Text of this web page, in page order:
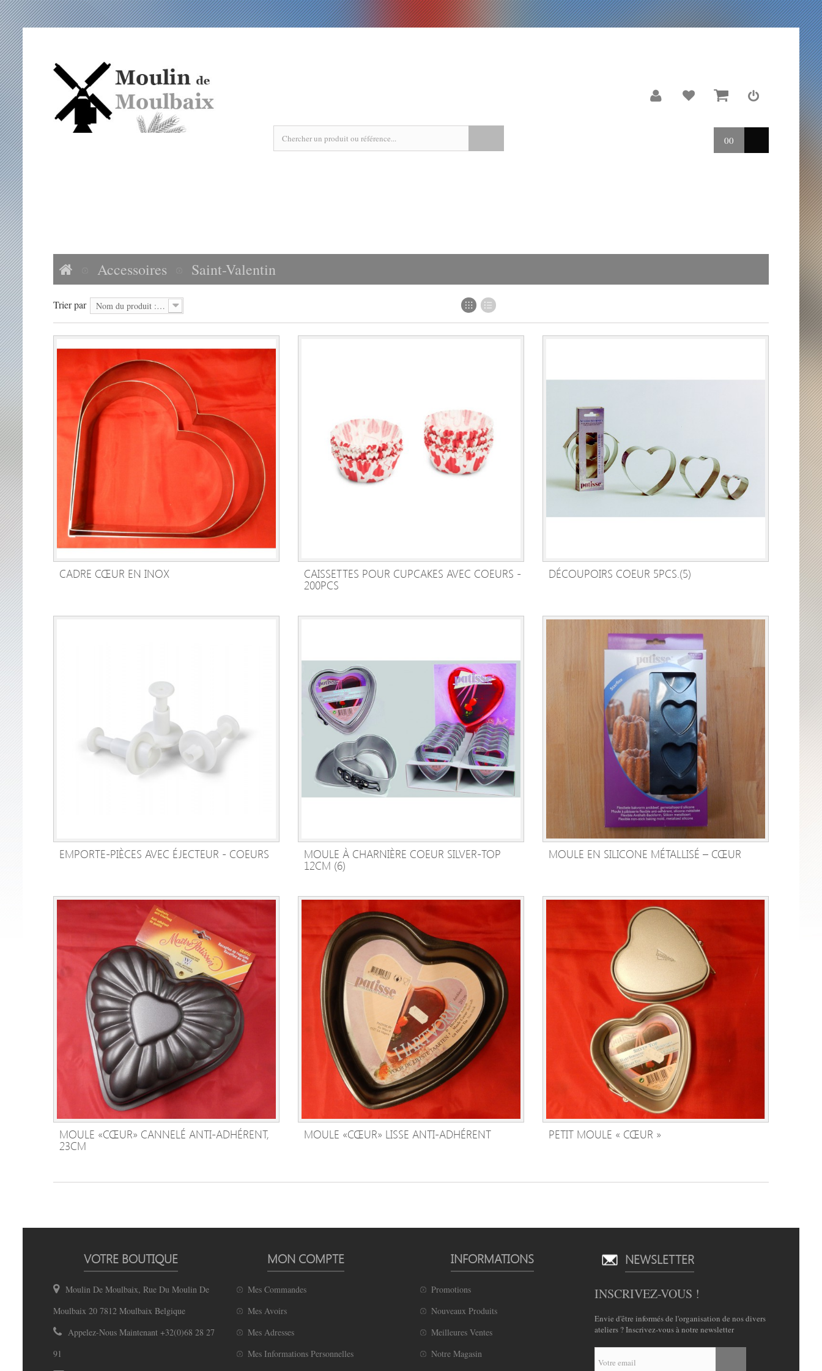
00
Accessoires Saint-Valentin
Trier par Nom du produit : A à Z
AJOUTER AU PANIER
CADRE CŒUR EN INOX AJOUTER AU PANIER
CAISSETTES POUR CUPCAKES AVEC COEURS -
200PCS
AJOUTER AU PANIER
DÉCOUPOIRS COEUR 5PCS.(5)
AJOUTER AU PANIER
EMPORTE-PIÈCES AVEC ÉJECTEUR - COEURS AJOUTER AU PANIER
MOULE À CHARNIÈRE COEUR SILVER-TOP
12CM (6)
AJOUTER AU PANIER
MOULE EN SILICONE MÉTALLISÉ – CŒUR
AJOUTER AU PANIER
MOULE «CŒUR» CANNELÉ ANTI-ADHÉRENT,
23CM
AJOUTER AU PANIER
MOULE «CŒUR» LISSE ANTI-ADHÉRENT AJOUTER AU PANIER
PETIT MOULE « CŒUR »
VOTRE BOUTIQUE
Moulin De Moulbaix, Rue Du Moulin De
Moulbaix 20 7812 Moulbaix Belgique
Appelez-Nous Maintenant +32(0)68 28 27
91
MON COMPTE
Mes Commandes
Mes Avoirs
Mes Adresses
Mes Informations Personnelles
INFORMATIONS
Promotions
Nouveaux Produits
Meilleures Ventes
Notre Magasin
NEWSLETTER
INSCRIVEZ-VOUS !
Envie d'être informés de l'organisation de nos divers
ateliers ? Inscrivez-vous à notre newsletter